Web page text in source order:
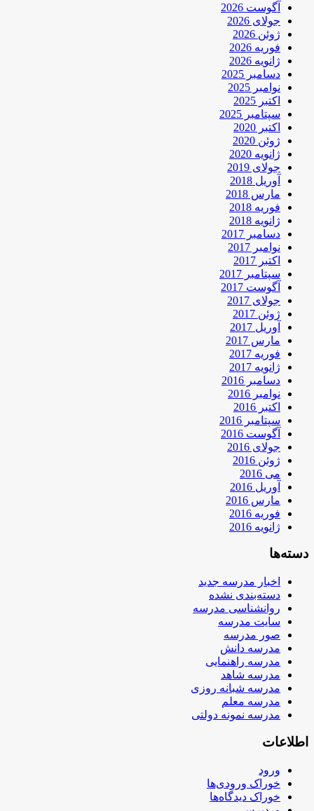
آگوست 2026
جولای 2026
ژوئن 2026
فوریه 2026
ژانویه 2026
دسامبر 2025
نوامبر 2025
اکتبر 2025
سپتامبر 2025
اکتبر 2020
ژوئن 2020
ژانویه 2020
جولای 2019
آوریل 2018
مارس 2018
فوریه 2018
ژانویه 2018
دسامبر 2017
نوامبر 2017
اکتبر 2017
سپتامبر 2017
آگوست 2017
جولای 2017
ژوئن 2017
آوریل 2017
مارس 2017
فوریه 2017
ژانویه 2017
دسامبر 2016
نوامبر 2016
اکتبر 2016
سپتامبر 2016
آگوست 2016
جولای 2016
ژوئن 2016
می 2016
آوریل 2016
مارس 2016
فوریه 2016
ژانویه 2016
دسته‌ها
اخبار مدرسه جدید
دسته‌بندی نشده
روانشناسی مدرسه
سایت مدرسه
صور مدرسه
مدرسه دانش
مدرسه راهنمایی
مدرسه شاهد
مدرسه شبانه روزی
مدرسه معلم
مدرسه نمونه دولتی
اطلاعات
ورود
خوراک ورودی‌ها
خوراک دیدگاه‌ها